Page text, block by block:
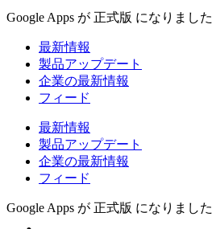
Google Apps が 正式版 になりました
最新情報
製品アップデート
企業の最新情報
フィード
最新情報
製品アップデート
企業の最新情報
フィード
Google Apps が 正式版 になりました